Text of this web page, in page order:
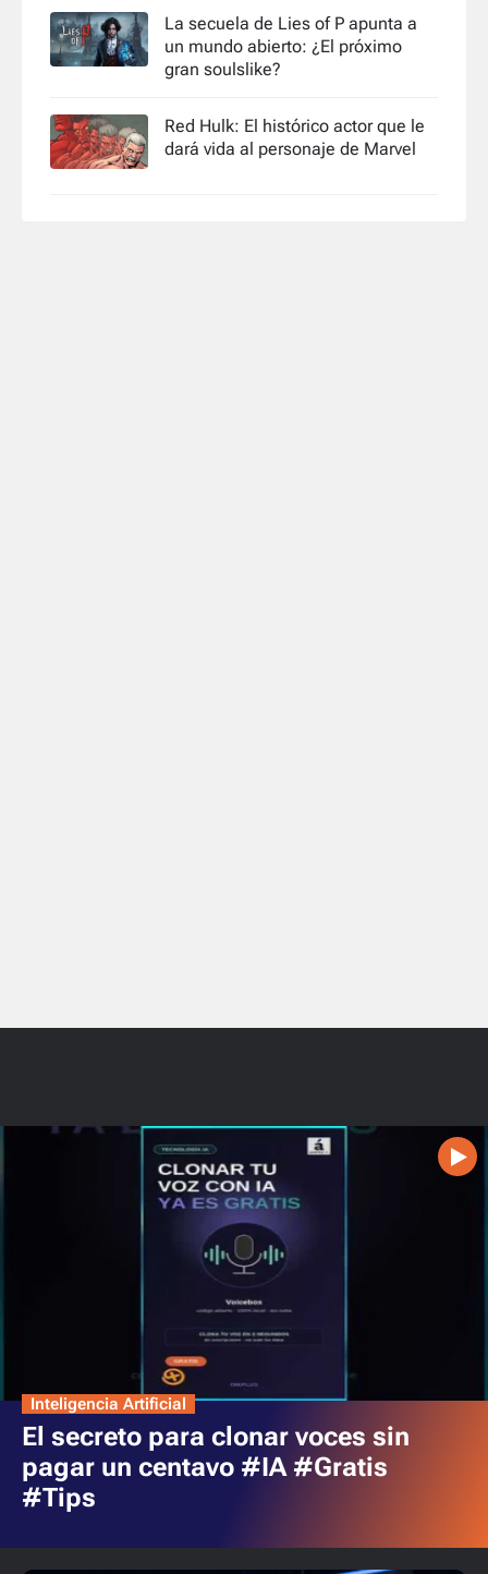
La secuela de Lies of P apunta a
un mundo abierto: ¿El próximo
gran soulslike?
Red Hulk: El histórico actor que le
dará vida al personaje de Marvel